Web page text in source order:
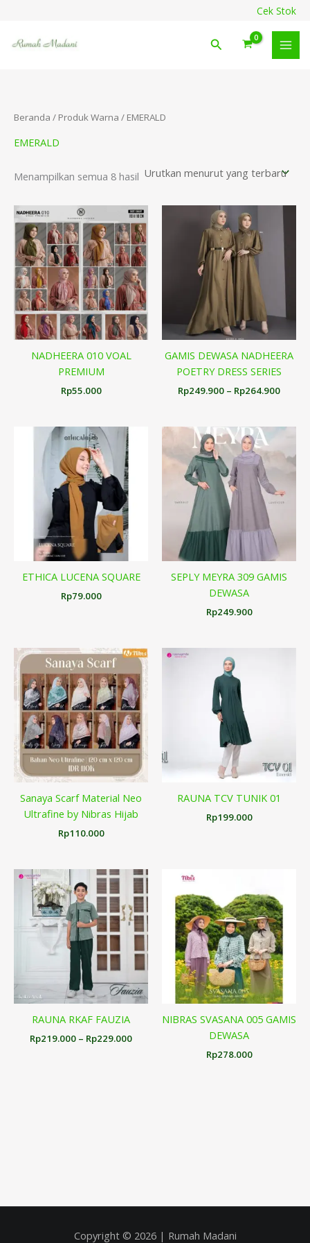
konten
Cek Stok
Cari
Beranda / Produk Warna / EMERALD
EMERALD
Menampilkan semua 8 hasil
NADHEERA 010 VOAL
PREMIUM
Rp55.000
GAMIS DEWASA NADHEERA
POETRY DRESS SERIES
Rp249.900 – Rp264.900
harga:
ETHICA LUCENA SQUARE
Rp79.000
SEPLY MEYRA 309 GAMIS
DEWASA
Rp249.900
Sanaya Scarf Material Neo
Ultrafine by Nibras Hijab
Rp110.000
RAUNA TCV TUNIK 01
Rp199.000
RAUNA RKAF FAUZIA
Rp219.000 – Rp229.000
Rentang
harga:
Rp219.000
hingga
Rp229.000
NIBRAS SVASANA 005 GAMIS
DEWASA
Rp278.000
Copyright © 2026 | Rumah Madani